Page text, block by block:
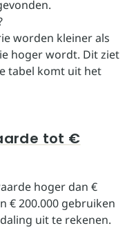
worden kleiner als
hoger wordt. Dit ziet
tabel komt uit het
tot €
hoger dan €
€ 200.000 gebruiken
uit te rekenen.